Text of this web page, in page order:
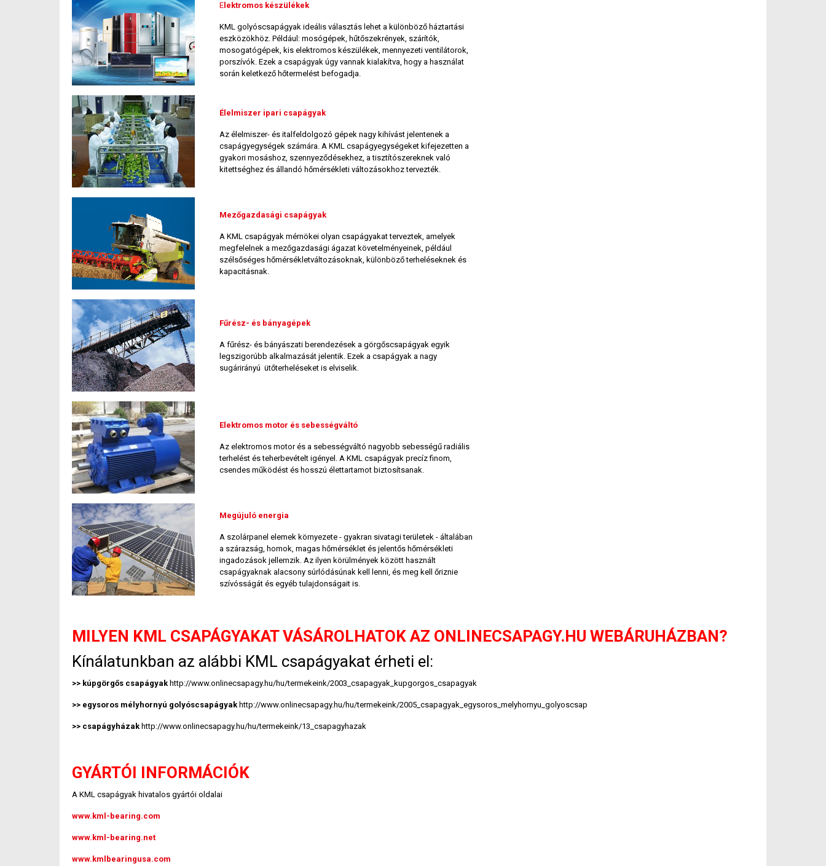
E lektromos készülékek
KML golyóscsapágyak ideális választás lehet a különböző háztartási
eszközökhöz. Például: mosógépek, hűtőszekrények, szárítók,
mosogatógépek, kis elektromos készülékek, mennyezeti ventilátorok,
porszívók. Ezek a csapágyak úgy vannak kialakítva, hogy a használat
során keletkező hőtermelést befogadja.
Élelmiszer ipari csapágyak
Az élelmiszer- és italfeldolgozó gépek nagy kihívást jelentenek a
csapágyegységek számára. A KML csapágyegységeket kifejezetten a
gyakori mosáshoz, szennyeződésekhez, a tisztítószereknek való
kitettséghez és állandó hőmérsékleti változásokhoz tervezték.
Mezőgazdasági csapágyak
A KML csapágyak mérnökei olyan csapágyakat terveztek, amelyek
megfelelnek a mezőgazdasági ágazat követelményeinek, például
szélsőséges hőmérsékletváltozásoknak, különböző terheléseknek és
kapacitásnak.
Fűrész- és bányagépek
A fűrész- és bányászati ​​berendezések a görgőscsapágyak egyik
legszigorúbb alkalmazását jelentik. Ezek a csapágyak a nagy
sugárirányú ütőterheléseket is elviselik.
Elektromos motor és sebességváltó
Az elektromos motor és a sebességváltó nagyobb sebességű radiális
terhelést és teherbevételt igényel. A KML csapágyak precíz finom,
csendes működést és hosszú élettartamot biztosítsanak.
Megújuló energia
A szolárpanel elemek környezete - gyakran sivatagi területek - általában
a szárazság, homok, magas hőmérséklet és jelentős hőmérsékleti
ingadozások jellemzik. Az ilyen körülmények között használt
csapágyaknak alacsony súrlódásúnak kell lenni, és meg kell őriznie
szívósságát és egyéb tulajdonságait is.
MILYEN KML CSAPÁGYAKAT VÁSÁROLHATOK AZ ONLINECSAPAGY.HU WEBÁRUHÁZBAN?
Kínálatunkban az alábbi KML csapágyakat érheti el:
>> kúpgörgős csapágyak http://www.onlinecsapagy.hu/hu/termekeink/2003_csapagyak_kupgorgos_csapagyak
>> egysoros mélyhornyú golyóscsapágyak http://www.onlinecsapagy.hu/hu/termekeink/2005_csapagyak_egysoros_melyhornyu_golyoscsap
>> csapágyházak http://www.onlinecsapagy.hu/hu/termekeink/13_csapagyhazak
GYÁRTÓI INFORMÁCIÓK
A KML csapágyak hivatalos gyártói oldalai
www.kml-bearing.com
www.kml-bearing.net
www.kmlbearingusa.com